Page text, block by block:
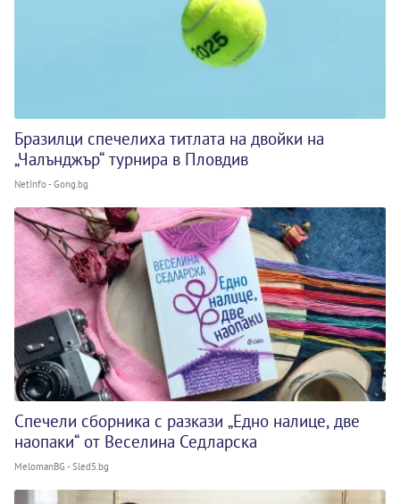
Бразилци спечелиха титлата на двойки на
„Чалънджър“ турнира в Пловдив
NetInfo - Gong.bg
Спечели сборника с разкази „Едно налице, две
наопаки“ от Веселина Седларска
MelomanBG - Sled5.bg